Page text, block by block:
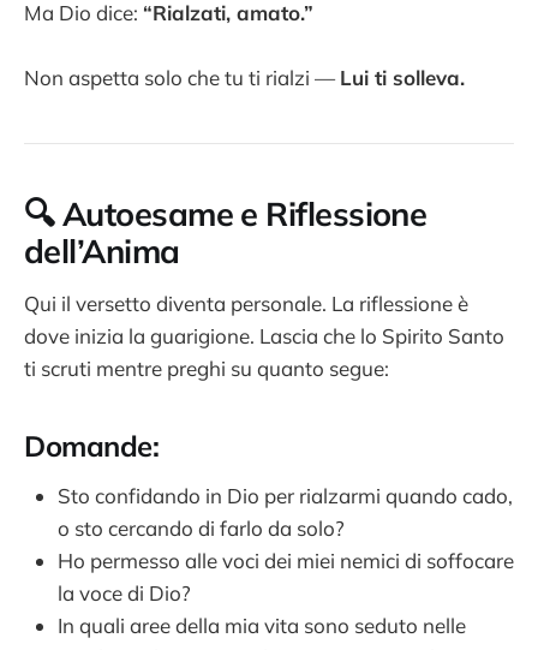
Ma Dio dice: “Rialzati, amato.”
Non aspetta solo che tu ti rialzi —Lui ti solleva.
🔍 Autoesame e Riflessione
dell’Anima
Qui il versetto diventa personale. La riflessione è
dove inizia la guarigione. Lascia che lo Spirito Santo
ti scruti mentre preghi su quanto segue:
Domande:
Sto confidando in Dio per rialzarmi quando cado,
o sto cercando di farlo da solo?
Ho permesso alle voci dei miei nemici di soffocare
la voce di Dio?
In quali aree della mia vita sono seduto nelle